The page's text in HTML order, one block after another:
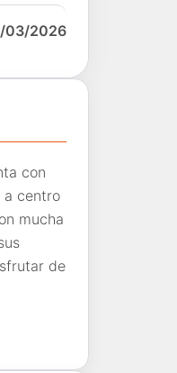
03/2026
con
a centro
mucha
de